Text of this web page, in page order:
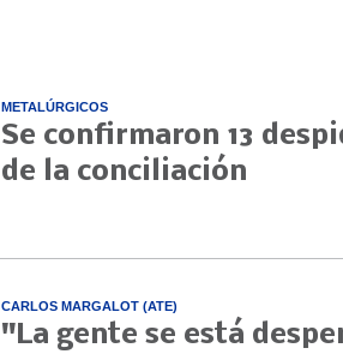
METALÚRGICOS
Se confirmaron 13
de la conciliación
CARLOS MARGALOT (ATE)
"La gente se está